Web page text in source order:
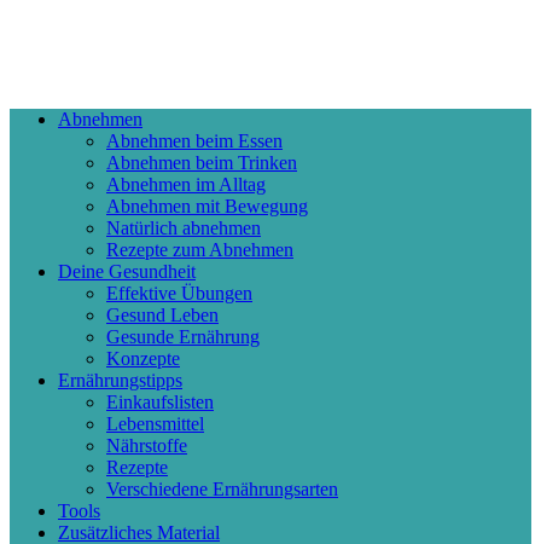
Abnehmen
Abnehmen beim Essen
Abnehmen beim Trinken
Abnehmen im Alltag
Abnehmen mit Bewegung
Natürlich abnehmen
Rezepte zum Abnehmen
Deine Gesundheit
Effektive Übungen
Gesund Leben
Gesunde Ernährung
Konzepte
Ernährungstipps
Einkaufslisten
Lebensmittel
Nährstoffe
Rezepte
Verschiedene Ernährungsarten
Tools
Zusätzliches Material